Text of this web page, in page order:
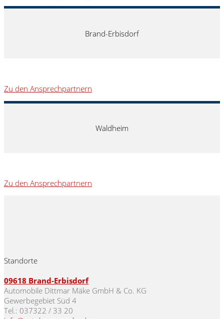
Brand-Erbisdorf
Zu den Ansprechpartnern
Waldheim
Zu den Ansprechpartnern
Standorte
09618 Brand-Erbisdorf
Automobile Dittmar Mäke GmbH & Co. KG
Gewerbegebiet Süd 4
Tel.: 037322 / 33 20